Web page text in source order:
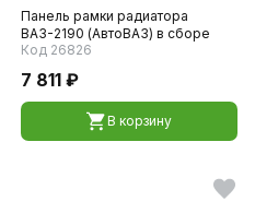
Панель рамки радиатора
ВАЗ-2190 (АвтоВАЗ) в сборе
Код 26826
7 811 ₽
В корзину